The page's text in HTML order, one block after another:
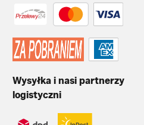
Wysyłka i nasi partnerzy
logistyczni